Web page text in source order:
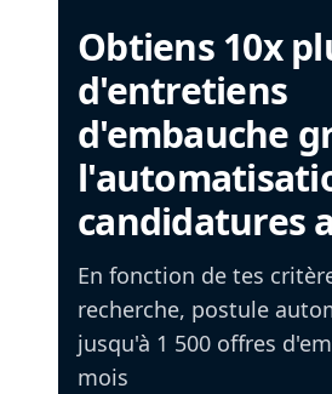
Obtiens 10x
d'entretiens
d'embauche
candidatures
En fonction de tes
recherche, postule
jusqu'à 1 500 offres
mois